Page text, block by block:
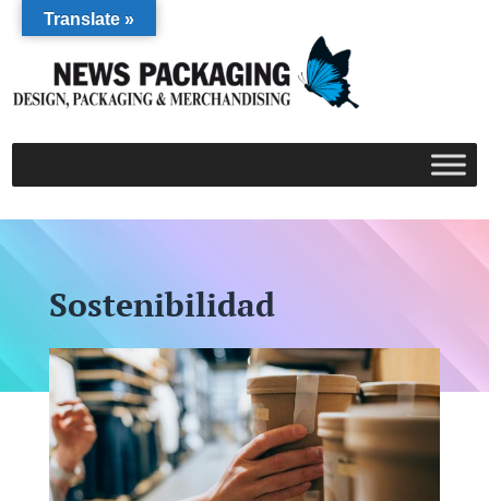
Sostenibilidad
Translate »